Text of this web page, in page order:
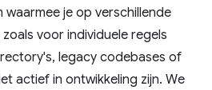
je op verschillende
voor individuele regels
legacy codebases of
actief in ontwikkeling zijn. We